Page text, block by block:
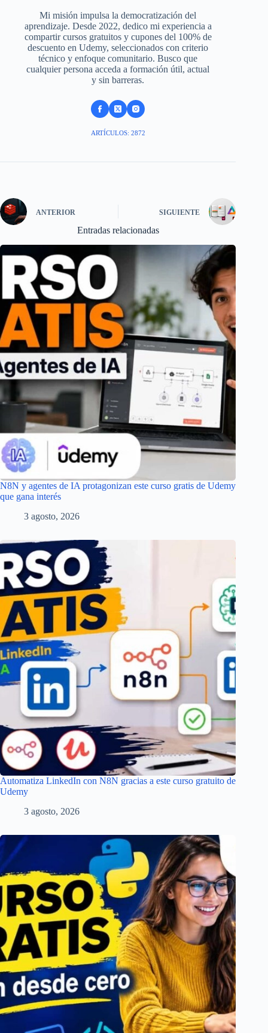
Mi misión impulsa la democratización del
aprendizaje. Desde 2022, dedico mi experiencia a
compartir cursos gratuitos y cupones del 100% de
descuento en Udemy, seleccionados con criterio
técnico y enfoque comunitario. Busco que
cualquier persona acceda a formación útil, actual
y sin barreras.
ARTÍCULOS: 2872
ANTERIOR SIGUIENTE
Entradas relacionadas
N8N y agentes de IA protagonizan este curso gratis de Udemy
que gana interés
3 agosto, 2026
Automatiza LinkedIn con N8N gracias a este curso gratuito de
Udemy
3 agosto, 2026